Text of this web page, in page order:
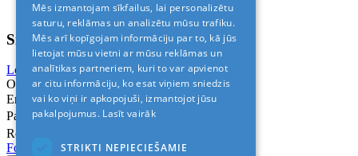
© 2011-2026> «ALANI SIA»
Sign In
Login with Facebook Login with Google
Or
Email
Password
Remember me
Forgot Password?
Mēs izmantojam sīkfailus, lai personalizētu
saturu, reklāmas un analizētu mūsu trafiku.
Mēs arī kopīgojam informāciju par to, kā jūs
lietojat mūsu vietni ar mūsu reklāmas un
analītikas partneriem, kuri to var apvienot
ar citu informāciju, ko esat viņiem sniedzis
vai ko viņi ir apkopojuši, izmantojot jūsu
pakalpojumus. Lasīt vairāk
STRIKTI NEPIECIEŠAMIE